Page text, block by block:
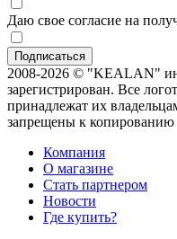
Даю свое согласие на
2008-2026 © "KEALAN"
зарегистрирован. Все
принадлежат их
запрещены к копированию
Компания
О магазине
Стать партнером
Новости
Где купить?